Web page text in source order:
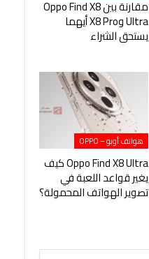
مقارنة بين Oppo Find X8
Ultra وX8 Pro أيهما
يستحق الشراء
هواتف أوبو – OPPO
Oppo Find X8 Ultra كيف
يغير قواعد اللعبة في
تصوير الهواتف المحمولة؟